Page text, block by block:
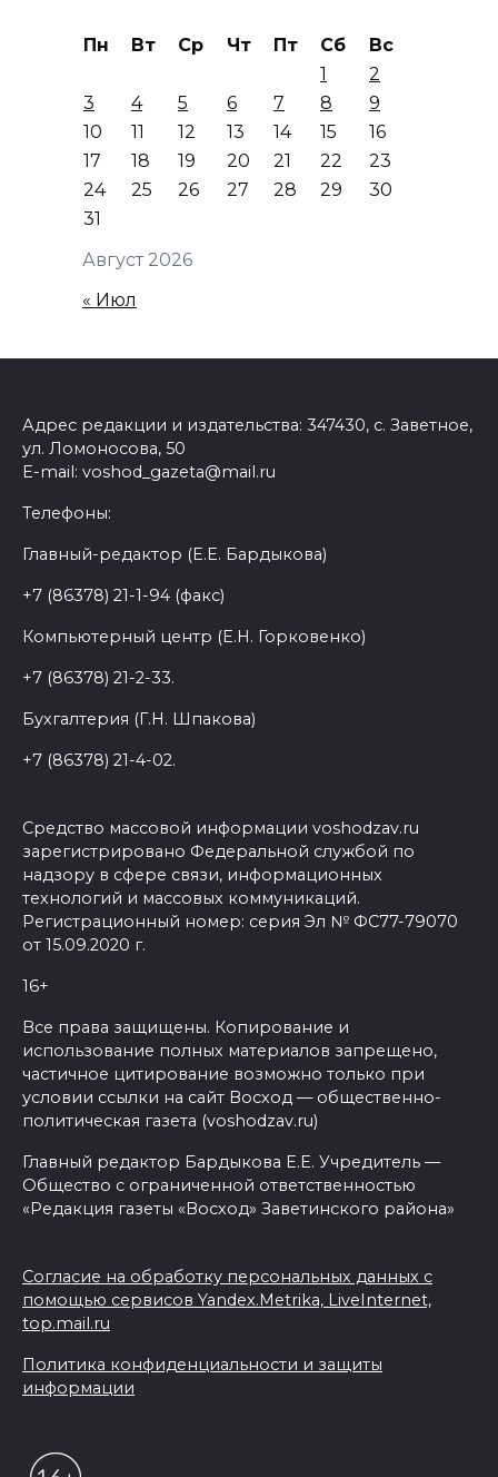
Август 2026
Пн Вт Ср Чт Пт Сб
Вс
1
2
3
4 5 6 7 8
9
10
11 12 13 14 15
16
17
18 19 20 21 22
23
24
25 26 27 28 29
30
31
« Июл
Адрес редакции и издательства: 347430, с. Заветное,
ул. Ломоносова, 50
E-mail: voshod_gazeta@mail.ru
Телефоны:
Главный-редактор (Е.Е. Бардыкова)
+7 (86378) 21-1-94 (факс)
Компьютерный центр (Е.Н. Горковенко)
+7 (86378) 21-2-33.
Бухгалтерия (Г.Н. Шпакова)
+7 (86378) 21-4-02.
Средство массовой информации voshodzav.ru
зарегистрировано Федеральной службой по
надзору в сфере связи, информационных
технологий и массовых коммуникаций.
Регистрационный номер: серия Эл № ФС77-79070
от 15.09.2020 г.
16+
Все права защищены. Копирование и
использование полных материалов запрещено,
частичное цитирование возможно только при
условии ссылки на сайт Восход — общественно-
политическая газета (voshodzav.ru)
Главный редактор Бардыкова Е.Е. Учредитель —
Общество с ограниченной ответственностью
«Редакция газеты «Восход» Заветинского района»
Согласие на обработку персональных данных с
помощью сервисов Yandex.Metrika, LiveInternet,
top.mail.ru
Политика конфиденциальности и защиты
информации